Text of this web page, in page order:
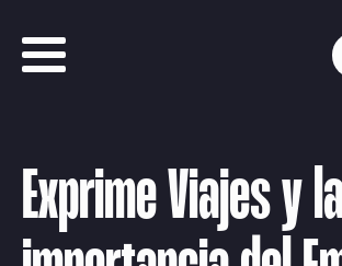
Exprime Viajes y